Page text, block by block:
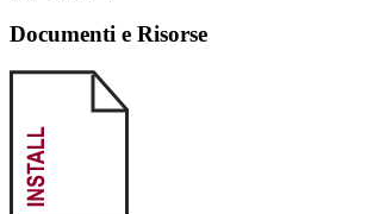
Documenti e Risorse